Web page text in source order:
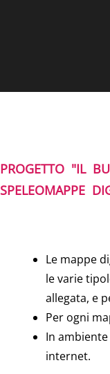
PROGETTO "IL
SPELEOMAPPE
Le mappe
le varie
allegata, e
Per ogni
In
internet.